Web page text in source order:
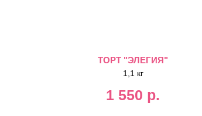
ТОРТ "ЭЛЕГИЯ"
1,1 кг
1 550 р.